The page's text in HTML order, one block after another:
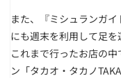
また、『ミシュランガ
にも週末を利用して足を
これまで行ったお店の
ン「タカオ・タカノ